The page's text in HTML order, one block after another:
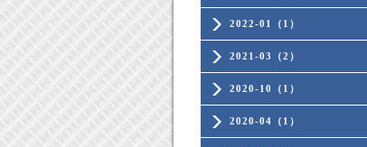
2022-01（1）
2021-03（2）
2020-10（1）
2020-04（1）